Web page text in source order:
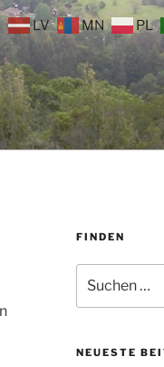
FINDEN
nach:
NEUESTE
LV MN PL